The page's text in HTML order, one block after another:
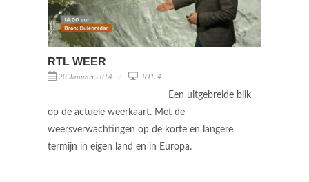
RTL WEER
20 Januari 2014 RTL 4
Een uitgebreide blik
op de actuele weerkaart. Met de
weersverwachtingen op de korte en langere
termijn in eigen land en in Europa.